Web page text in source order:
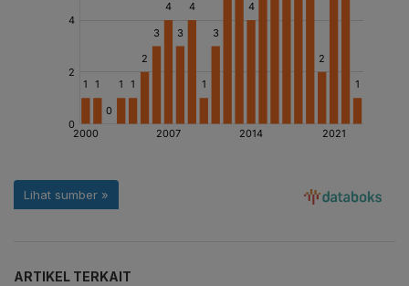
ARTIKEL TERKAIT